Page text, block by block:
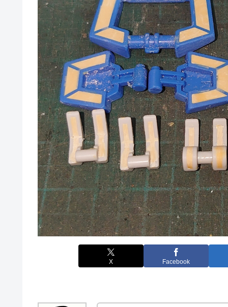
X Facebook